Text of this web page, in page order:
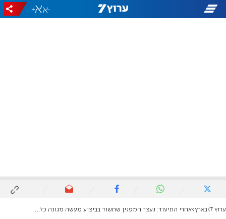
-
+
ערוץ 7 בארץ אחרי התיעוד: נעצר המפגין שחשוד בביצוע מעשה מגונה כלפי לוחמת מג"ב